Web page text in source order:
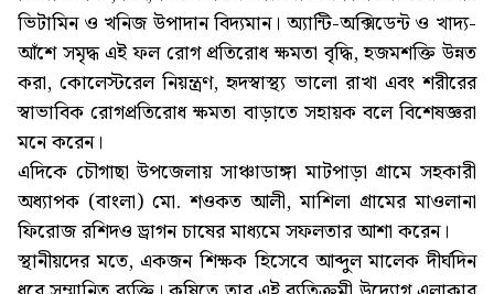
ভিটামিন ও খনিজ উপাদান বিদ্যমান। অ্যান্টি-অক্সিডেন্ট ও খাদ্য-
আঁশে সমৃদ্ধ এই ফল রোগ প্রতিরোধ ক্ষমতা বৃদ্ধি, হজমশক্তি উন্নত
করা, কোলেস্টরেল নিয়ন্ত্রণ, হৃদস্বাস্থ্য ভালো রাখা এবং শরীরের
স্বাভাবিক রোগপ্রতিরোধ ক্ষমতা বাড়াতে সহায়ক বলে বিশেষজ্ঞরা
মনে করেন।
এদিকে চৌগাছা উপজেলায় সাঞ্চাডাঙ্গা মাটপাড়া গ্রামে সহকারী
অধ্যাপক (বাংলা) মো. শওকত আলী, মাশিলা গ্রামের মাওলানা
ফিরোজ রশিদও ড্রাগন চাষের মাধ্যমে সফলতার আশা করেন।
স্থানীয়দের মতে, একজন শিক্ষক হিসেবে আব্দুল মালেক দীর্ঘদিন